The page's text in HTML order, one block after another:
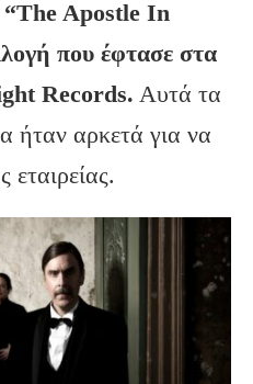
“The Apostle In
που έφτασε στα
Records. Αυτά τα
ήταν αρκετά για να
εταιρείας.